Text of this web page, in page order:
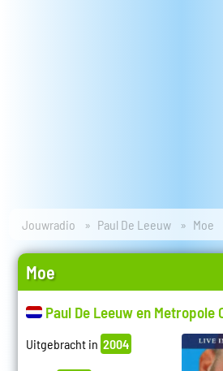
Jouwradio Paul De Leeuw Moe
Moe
Paul De Leeuw en Metropole
Uitgebracht in 2004